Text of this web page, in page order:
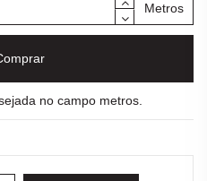
Metros
no campo metros.